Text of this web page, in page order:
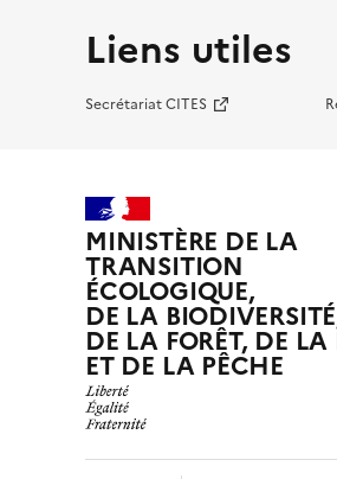
Liens utiles
Secrétariat CITES
MINISTÈRE DE LA
TRANSITION
ÉCOLOGIQUE,
DE LA
DE LA FORÊT, DE LA
ET DE LA PÊCHE